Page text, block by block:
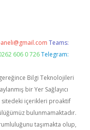
Teams:
606 0 726 Telegram:
Bilgi Teknolojileri
bir Yer Sağlayıcı
içerikleri proaktif
bulunmamaktadır.
taşımakta olup,